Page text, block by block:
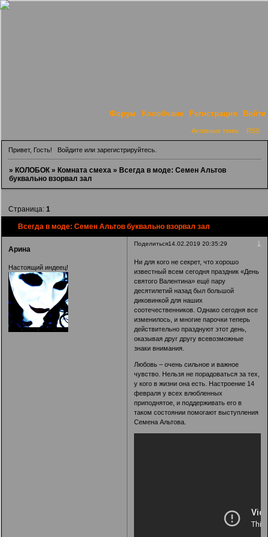
Форум Колобчане Регистрация Войти
Активные темы RSS
Привет, Гость! Войдитеили зарегистрируйтесь.
»КОЛОБОК »Комната смеха »Всегда в моде: Семен Альтов
буквально взорвал зал
Всегда в моде: Семен Альтов буквально взорвал зал
Страница:1
Поделиться 1
14.02.2019 20:35:29
Арина
Настоящий индеец!
Ни для кого не секрет, что хорошо
известный всем сегодня праздник «День
святого Валентина» ещё пару
десятилетий назад был большой
диковинкой для наших
соотечественников. Однако сегодня все
изменилось, и многие парочки теперь
действительно празднуют этот день,
оказывая друг другу всевозможные
знаки внимания.
Любовь – очень сильное и важное
чувство. Нельзя не порадоваться за тех,
у кого в жизни она есть. Настроение 14
февраля у всех влюбленных
приподнятое, и поддерживать его в
таком состоянии помогают выступления
Семена Альтова.